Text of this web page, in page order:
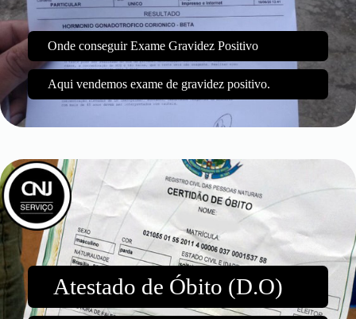
Onde conseguir Exame Gravidez Positivo
Aqui vendemos exame de gravidez positivo.
Atestado de Óbito (D.O)